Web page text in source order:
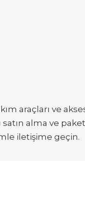
araçları ve
satın alma ve
iletişime geçin.